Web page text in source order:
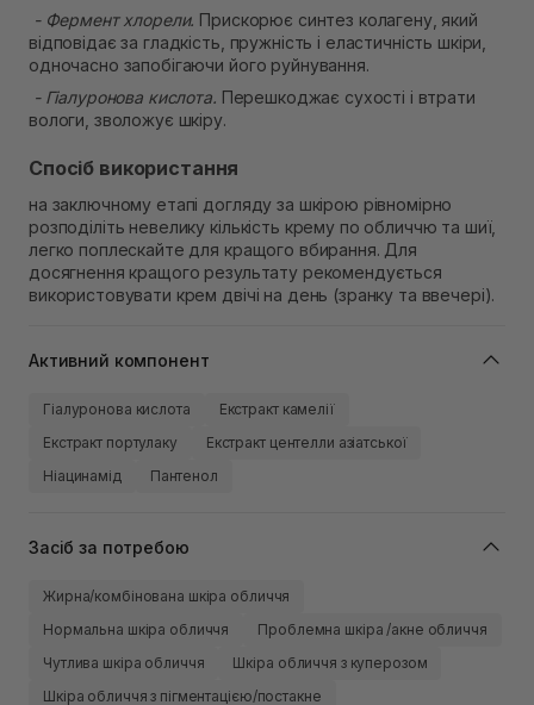
- Фермент хлорели. Прискорює синтез колагену, який
відповідає за гладкість, пружність і еластичність шкіри,
одночасно запобігаючи його руйнування.
- Гіалуронова кислота. Перешкоджає сухості і втрати
вологи, зволожує шкіру.
Спосіб використання
на заключному етапі догляду за шкірою рівномірно
розподіліть невелику кількість крему по обличчю та шиї,
легко поплескайте для кращого вбирання. Для
досягнення кращого результату рекомендується
використовувати крем двічі на день (зранку та ввечері).
Активний компонент
Гіалуронова кислота
Екстракт камелії
Екстракт портулаку
Екстракт центелли азіатської
Ніацинамід
Пантенол
Засіб за потребою
Жирна/комбінована шкіра обличчя
Нормальна шкіра обличчя
Проблемна шкіра /акне обличчя
Чутлива шкіра обличчя
Шкіра обличчя з куперозом
Шкіра обличчя з пігментацією/постакне